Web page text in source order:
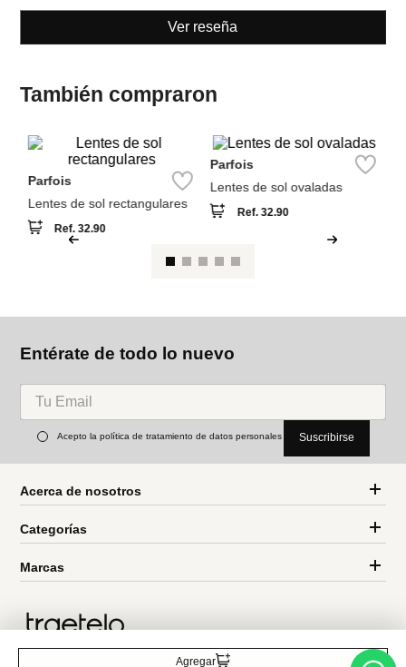
Agregar
Ver reseña
También compraron
Parfois
Lentes de sol rectangulares
Ref.32.90
Lentes de sol ovaladas
Ref.32.90
Entérate de todo lo nuevo
Acepto la política de tratamiento de datos personales Suscribirse